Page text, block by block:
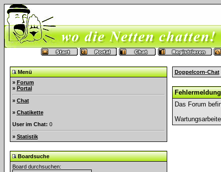
Menü
» Forum
» Portal
» Chat
» Chatikette
User im Chat: 0
» Statistik
Boardsuche
Board durchsuchen:
Doppelcorn-Chat
Fehlermeldung
Das Forum